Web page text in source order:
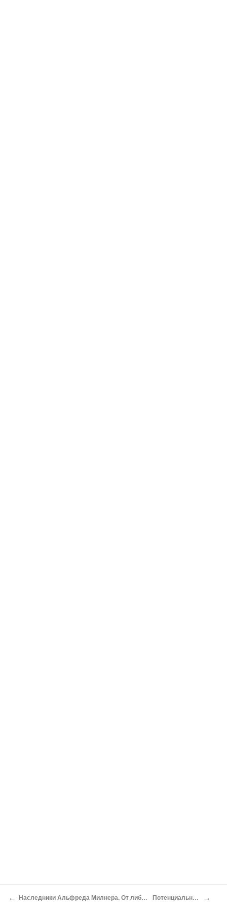
← Наследники Альфреда Милнера. От либерализма к восхищению Генрихом Гиммлером и СС Потенциальные союзники по расе →